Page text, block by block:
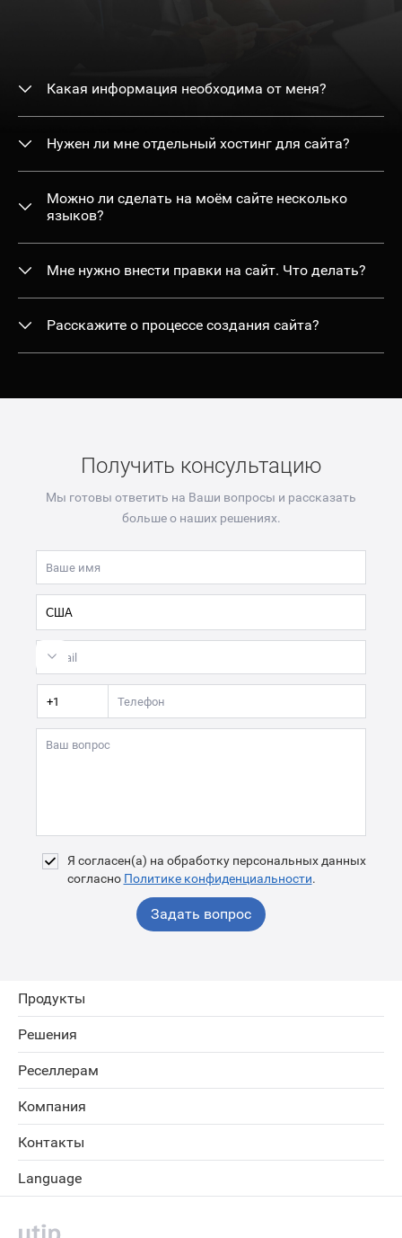
Какая информация необходима от меня?
Нужен ли мне отдельный хостинг для сайта?
Можно ли сделать на моём сайте несколько
языков?
Мне нужно внести правки на сайт. Что делать?
Расскажите о процессе создания сайта?
Получить консультацию
Мы готовы ответить на Ваши вопросы и рассказать
больше о наших решениях.
Я согласен(а) на обработку персональных данных
согласно Политике конфиденциальности.
Задать вопрос
Продукты
Решения
Реселлерам
Компания
Контакты
Language